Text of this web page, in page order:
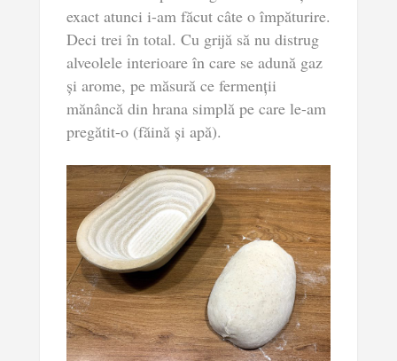
exact atunci i-am făcut câte o împăturire.
Deci trei în total. Cu grijă să nu distrug
alveolele interioare în care se adună gaz
și arome, pe măsură ce fermenții
mănâncă din hrana simplă pe care le-am
pregătit-o (făină și apă).